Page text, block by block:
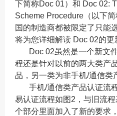
下简称Doc 01）和 Doc 02:
Scheme Procedure（以下
国的制造商都被限定了只能
将为您详细解读 Doc 02的更
Doc 02虽然是一个新文
程还是针对以前的两大类产
品，另一类为非手机/通信类
手机/通信类产品认证流
易认证流程如图2，与旧流
个部分里面加入了新的要求